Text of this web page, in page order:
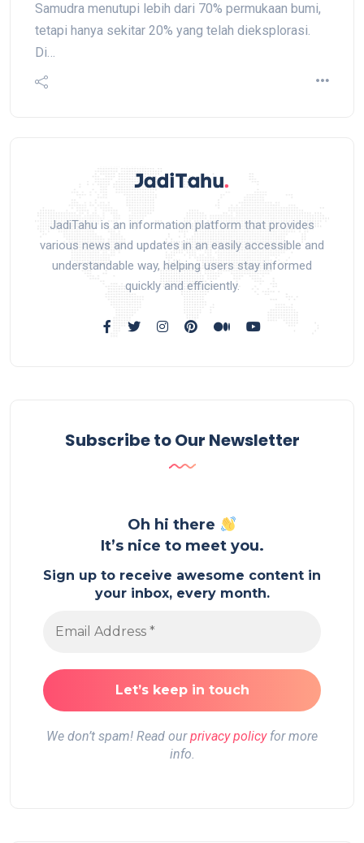
Samudra menutupi lebih dari 70% permukaan bumi,
tetapi hanya sekitar 20% yang telah dieksplorasi.
Di…
JadiTahu is an information platform that provides
various news and updates in an easily accessible and
understandable way, helping users stay informed
quickly and efficiently.
Subscribe to Our Newsletter
Oh hi there
It’s nice to meet you.
Sign up to receive awesome content in
your inbox, every month.
We don’t spam! Read ourprivacy policyfor more
info.